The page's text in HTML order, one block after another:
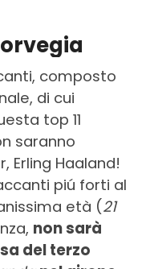
composto
di cui
top 11
saranno
Erling Haaland!
piú forti al
età (21
non sarà
del terzo